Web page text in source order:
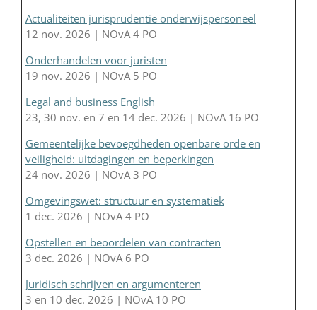
Actualiteiten jurisprudentie onderwijspersoneel
12 nov. 2026 | NOvA 4 PO
Onderhandelen voor juristen
19 nov. 2026 | NOvA 5 PO
Legal and business English
23, 30 nov. en 7 en 14 dec. 2026 | NOvA 16 PO
Gemeentelijke bevoegdheden openbare orde en
veiligheid: uitdagingen en beperkingen
24 nov. 2026 | NOvA 3 PO
Omgevingswet: structuur en systematiek
1 dec. 2026 | NOvA 4 PO
Opstellen en beoordelen van contracten
3 dec. 2026 | NOvA 6 PO
Juridisch schrijven en argumenteren
3 en 10 dec. 2026 | NOvA 10 PO